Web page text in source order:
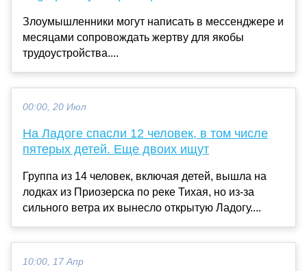
Злоумышленники могут написать в мессенджере и
месяцами сопровождать жертву для якобы
трудоустройства....
00:00, 20 Июл
На Ладоге спасли 12 человек, в том числе
пятерых детей. Еще двоих ищут
Группа из 14 человек, включая детей, вышла на
лодках из Приозерска по реке Тихая, но из-за
сильного ветра их вынесло открытую Ладогу....
10:00, 17 Апр